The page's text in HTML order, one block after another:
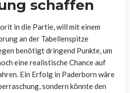
schaffen
in die Partie, will mit einem
an der Tabellenspitze
benötigt dringend Punkte, um
eine realistische Chance auf
Ein Erfolg in Paderborn wäre
sondern könnte den